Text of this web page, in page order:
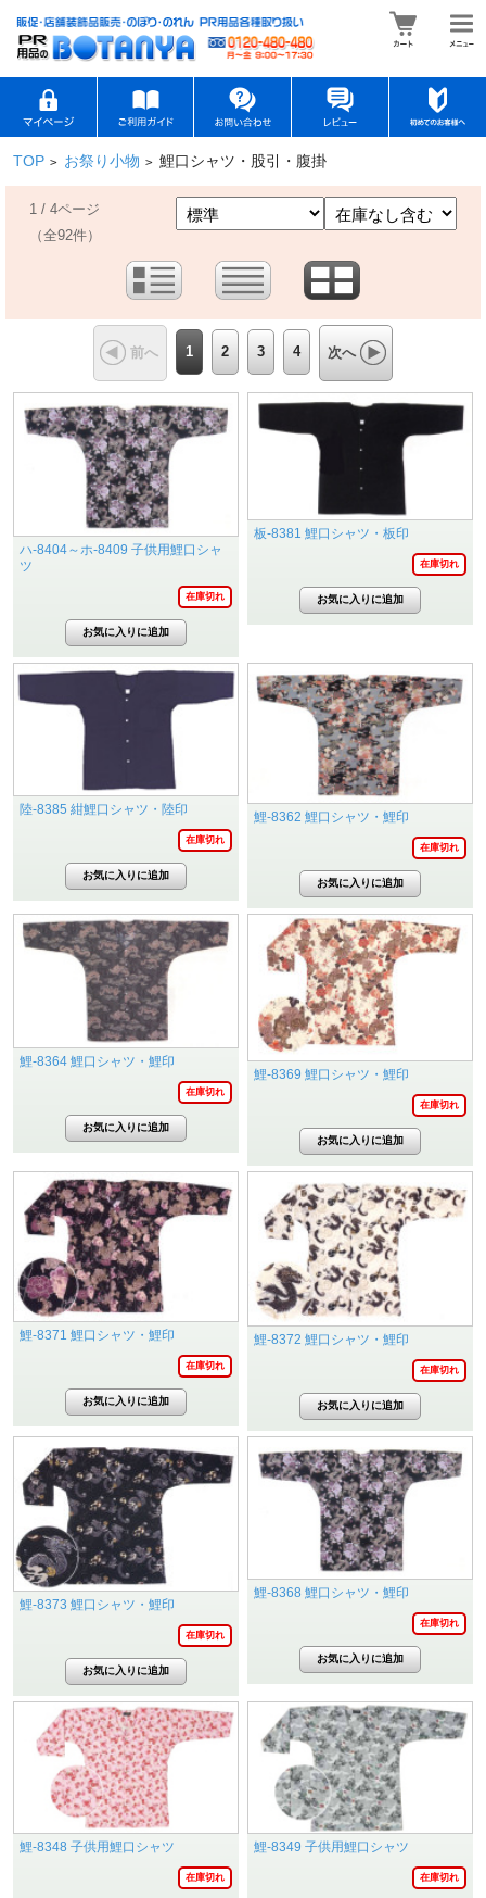
TOP > お祭り小物 > 鯉口シャツ・股引・腹掛
1 / 4ページ
（全92件）
前へ 1 2 3 4 次へ
ハ-8404～ホ-8409 子供用鯉口シャ
ツ
在庫切れ
板-8381 鯉口シャツ・板印
在庫切れ
陸-8385 紺鯉口シャツ・陸印
在庫切れ
鯉-8362 鯉口シャツ・鯉印
在庫切れ
鯉-8364 鯉口シャツ・鯉印
在庫切れ
鯉-8369 鯉口シャツ・鯉印
在庫切れ
鯉-8371 鯉口シャツ・鯉印
在庫切れ
鯉-8372 鯉口シャツ・鯉印
在庫切れ
鯉-8373 鯉口シャツ・鯉印
在庫切れ
鯉-8368 鯉口シャツ・鯉印
在庫切れ
鯉-8348 子供用鯉口シャツ
在庫切れ
鯉-8349 子供用鯉口シャツ
在庫切れ